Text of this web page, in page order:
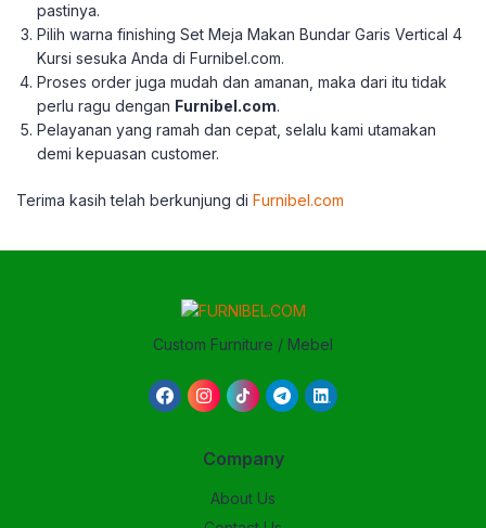
pastinya.
Pilih warna finishing Set Meja Makan Bundar Garis Vertical 4
Kursi sesuka Anda di Furnibel.com.
Proses order juga mudah dan amanan, maka dari itu tidak
perlu ragu dengan Furnibel.com.
Pelayanan yang ramah dan cepat, selalu kami utamakan
demi kepuasan customer.
Terima kasih telah berkunjung di Furnibel.com
Custom Furniture / Mebel
Company
About Us